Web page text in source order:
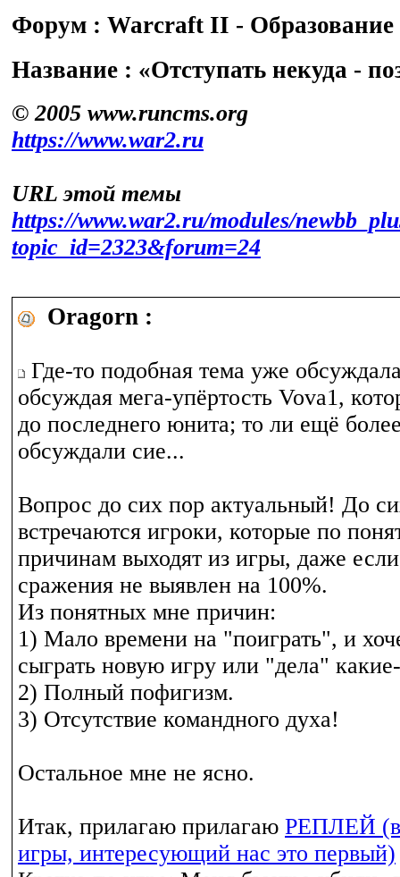
Форум : Warcraft II - Образование
Название : «Отступать некуда -
© 2005 www.runcms.org
https://www.war2.ru
URL этой темы
https://www.war2.ru/modules/
topic_id=2323&forum=24
Oragorn :
Где-то подобная тема уже
обсуждая мега-упёртость Vova1,
до последнего юнита; то ли ещё
обсуждали сие...
Вопрос до сих пор актуальный! До
встречаются игроки, которые по
причинам выходят из игры, даже если
сражения не выявлен на 100%.
Из понятных мне причин:
1) Мало времени на "поиграть", и
сыграть новую игру или "дела"
2) Полный пофигизм.
3) Отсутствие командного духа!
Остальное мне не ясно.
Итак, прилагаю прилагаю РЕПЛЕЙ
игры, интересующий нас это первый)